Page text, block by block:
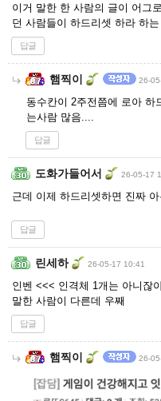
이거 말한 한 사람의 글이 어그
던 사람들이 하드리셋 하라 하
답글
햄찍이 26-
동수칸이 2주전쯤에 로아 하
는사람 많음....
답글
도화가들어서 26-05-17
근데 이제 하드리셋하면 진짜
답글
린세하 26-05-17 10:41
인벤 <<< 인격체 1개는 아니잖
말한 사람이 다른데 우째
답글
햄찍이 26-